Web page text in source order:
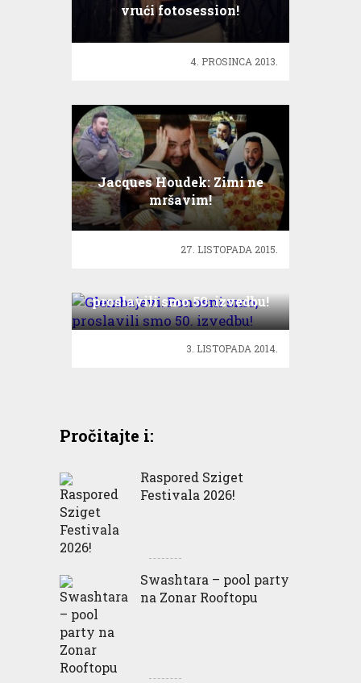
vrući fotosession!
4. PROSINCA 2013.
Jacques Houdek: Zimi ne
mršavim!
27. LISTOPADA 2015.
proslavili smo 50. izvedbu!
3. LISTOPADA 2014.
Pročitajte i:
Raspored Sziget
Festivala 2026!
Swashtara – pool party
na Zonar Rooftopu